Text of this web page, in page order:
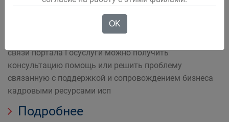
связи портала Госуслуги можно получить
консультацию помощь или решить проблему
связанную с поддержкой и сопровождением бизнеса
кадровыми ресурсами исп
Подробнее
OK